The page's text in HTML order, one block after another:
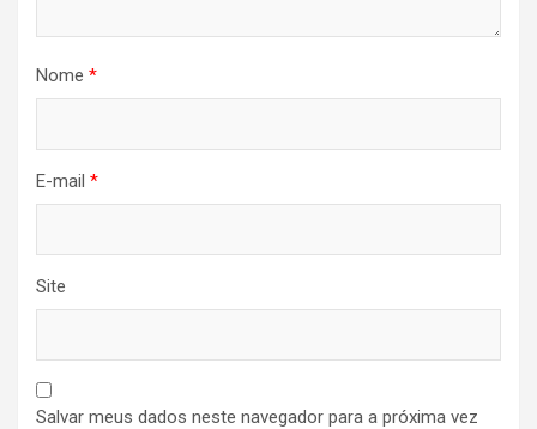
Nome *
E-mail *
Site
Salvar meus dados neste navegador para a próxima vez